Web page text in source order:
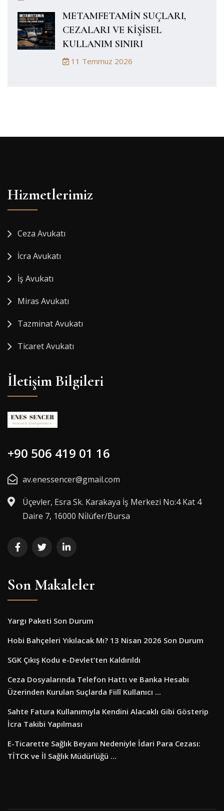
METAMFETAMİN SUÇLARI,
CEZALARI VE KİŞİSEL
KULLANIM SINIRI
11 Temmuz 2026
Hizmetlerimiz
Ceza Avukatı
İcra Avukatı
İş Avukatı
Miras Avukatı
Tazminat Avukatı
Ticaret Avukatı
İletişim Bilgileri
+90 506 419 01 16
av.enessencer@gmail.com
Üçevler, Esra Sk. Karakaya İş Merkezi No:4 Kat 4
Daire 7, 16000 Ni̇lüfer/Bursa
Son Makaleler
Yargı Paketi Son Durum
Hobi Bahçeleri Yıkılacak Mı? 13 Nisan 2026 Son Durum
SGK Çıkış Kodu e-Devlet’ten Kaldırıldı
Ceza Dosyalarında Telefon Hattı ve Banka Hesabı
Üzerinden Kurulan Suçlarda Fiilî Kullanıcı ...
Sahte Fatura Kullanımıyla Kendini Alacaklı Gibi Gösterip
İcra Takibi Yapılması
E-Ticarette Sağlık Beyanı Nedeniyle İdari Para Cezası:
TİTCK ve İl Sağlık Müdürlüğü ...